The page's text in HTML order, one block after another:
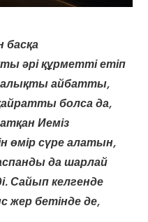
басқа
әрі құрметті етіп
айбатты,
болса да,
Иеміз
өмір сүре алатын,
да шарлай
Сайып келгенде
жер бетінде де,